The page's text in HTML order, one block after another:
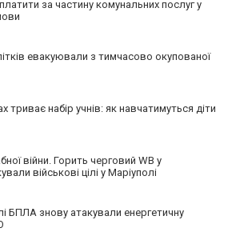
за частину комунальних послуг у
евакуювали з тимчасово окупованої
триває набір учнів: як навчатимуться діти
війни. Горить черговий WB у
військові цілі у Маріуполі
БПЛА знову атакували енергетичну